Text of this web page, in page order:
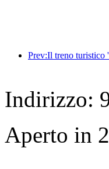
Indirizzo:
Aperto in